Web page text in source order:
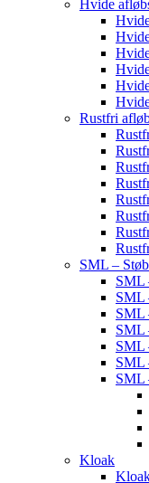
Hvide
Rustfri
SML –
SML
SML
SML
SML
SML
SML
SML
Kloak